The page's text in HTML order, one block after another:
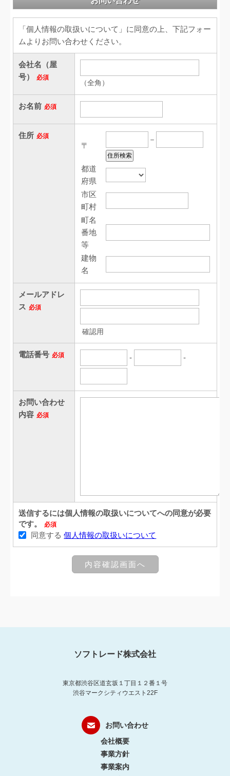
ソフトレード株式会社
東京都渋谷区道玄坂１丁目１２番１号
渋谷マークシティウエスト22F
お問い合わせ
会社概要
事業方針
事業案内